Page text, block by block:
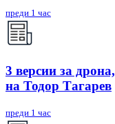
преди 1 час
3 версии за
на Тодор Тагарев
преди 1 час